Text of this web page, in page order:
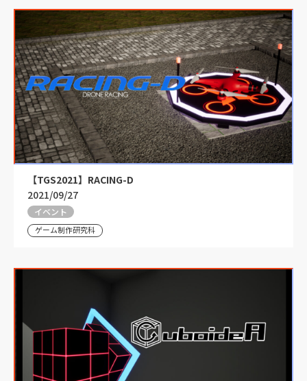
【TGS2021】RACING-D
2021/09/27
イベント
ゲーム制作研究科